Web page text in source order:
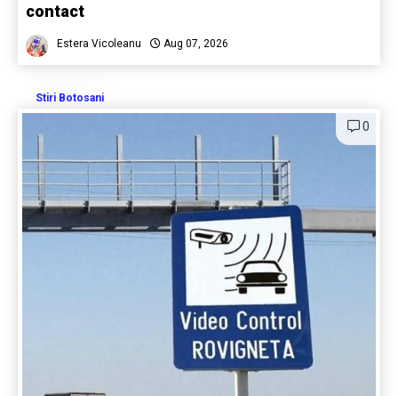
contact
Estera Vicoleanu Aug 07, 2026
Stiri Botosani
0